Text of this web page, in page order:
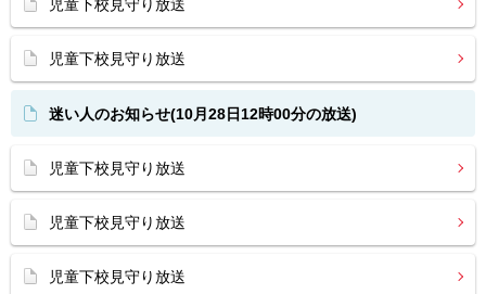
児童下校見守り放送
児童下校見守り放送
迷い人のお知らせ(10月28日12時00分の放送)
児童下校見守り放送
児童下校見守り放送
児童下校見守り放送